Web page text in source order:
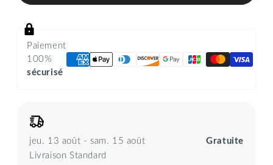
Paiement
100%
sécurisé
jeu. 13 août - sam. 15 août
Gratuite
Livraison Standard